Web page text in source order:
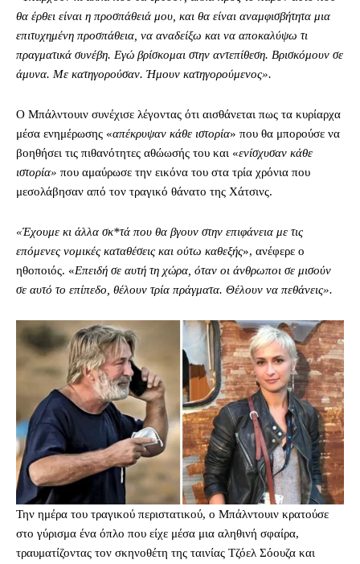
θα έρθει είναι η προσπάθειά μου, και θα είναι αναμφισβήτητα μια
επιτυχημένη προσπάθεια, να αναδείξω και να αποκαλύψω τι
πραγματικά συνέβη. Εγώ βρίσκομαι στην αντεπίθεση. Βρισκόμουν σε
άμυνα. Με κατηγορούσαν. Ήμουν κατηγορούμενος».
Ο Μπάλντουιν συνέχισε λέγοντας ότι αισθάνεται πως τα κυρίαρχα
μέσα ενημέρωσης «απέκρυψαν κάθε ιστορία» που θα μπορούσε να
βοηθήσει τις πιθανότητες αθώωσής του και «ενίσχυσαν κάθε
ιστορία» που αμαύρωσε την εικόνα του στα τρία χρόνια που
μεσολάβησαν από τον τραγικό θάνατο της Χάτσινς.
«Έχουμε κι άλλα σκ*τά που θα βγουν στην επιφάνεια με τις
επόμενες νομικές καταθέσεις και ούτω καθεξής», ανέφερε ο
ηθοποιός. «Επειδή σε αυτή τη χώρα, όταν οι άνθρωποι σε μισούν
σε αυτό το επίπεδο, θέλουν τρία πράγματα. Θέλουν να πεθάνεις».
Την ημέρα του τραγικού περιστατικού, ο Μπάλντουιν κρατούσε
στο γύρισμα ένα όπλο που είχε μέσα μια αληθινή σφαίρα,
τραυματίζοντας τον σκηνοθέτη της ταινίας Τζόελ Σόουζα και